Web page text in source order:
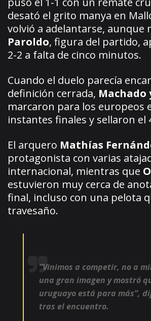
desató el grito manya en
volvió a adelantarse, aunque
Paroldo, figura del partido,
2-2 a falta de cinco minutos.
Cuando el duelo parecía
definición cerrada, Machado
marcaron para los europeos
instantes finales y sellaron el
El arquero Mathías
protagonista con varias
internacional, mientras que
estuvieron muy cerca de
final, incluso con una pelota
travesaño.
“Vinimos a competir, no a
una gran imagen y mostró
uruguayo está para más”,
tras el encuentro.